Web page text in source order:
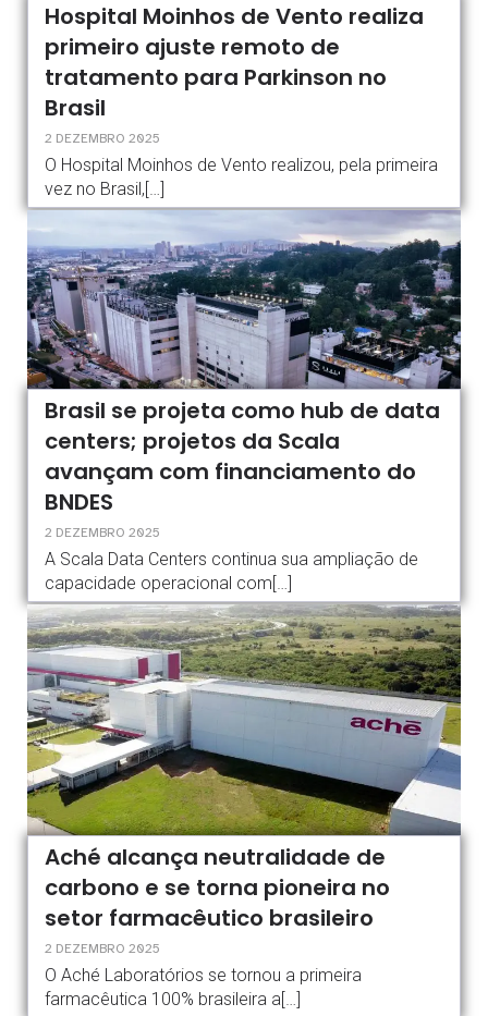
Hospital Moinhos de Vento realiza
primeiro ajuste remoto de
tratamento para Parkinson no
Brasil
2 DEZEMBRO 2025
O Hospital Moinhos de Vento realizou, pela primeira
vez no Brasil,[…]
Brasil se projeta como hub de data
centers; projetos da Scala
avançam com financiamento do
BNDES
2 DEZEMBRO 2025
A Scala Data Centers continua sua ampliação de
capacidade operacional com[…]
Aché alcança neutralidade de
carbono e se torna pioneira no
setor farmacêutico brasileiro
2 DEZEMBRO 2025
O Aché Laboratórios se tornou a primeira
farmacêutica 100% brasileira a[…]